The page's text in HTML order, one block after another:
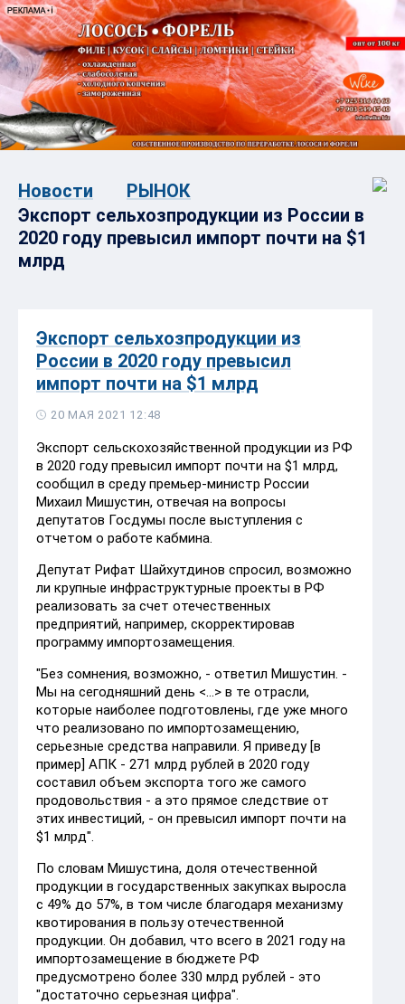
Новости
РЫНОК
Экспорт сельхозпродукции из России в
2020 году превысил импорт почти на $1
млрд
Экспорт сельхозпродукции из
России в 2020 году превысил
импорт почти на $1 млрд
20 МАЯ 2021 12:48
Экспорт сельскохозяйственной продукции из РФ
в 2020 году превысил импорт почти на $1 млрд,
сообщил в среду премьер-министр России
Михаил Мишустин, отвечая на вопросы
депутатов Госдумы после выступления с
отчетом о работе кабмина.
Депутат Рифат Шайхутдинов спросил, возможно
ли крупные инфраструктурные проекты в РФ
реализовать за счет отечественных
предприятий, например, скорректировав
программу импортозамещения.
"Без сомнения, возможно, - ответил Мишустин. -
Мы на сегодняшний день <...> в те отрасли,
которые наиболее подготовлены, где уже много
что реализовано по импортозамещению,
серьезные средства направили. Я приведу [в
пример] АПК - 271 млрд рублей в 2020 году
составил объем экспорта того же самого
продовольствия - а это прямое следствие от
этих инвестиций, - он превысил импорт почти на
$1 млрд".
По словам Мишустина, доля отечественной
продукции в государственных закупках выросла
с 49% до 57%, в том числе благодаря механизму
квотирования в пользу отечественной
продукции. Он добавил, что всего в 2021 году на
импортозамещение в бюджете РФ
предусмотрено более 330 млрд рублей - это
"достаточно серьезная цифра".